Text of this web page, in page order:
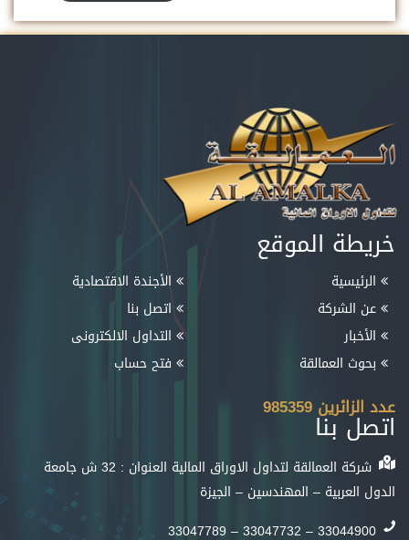
خريطة الموقع
الرئيسية
عن الشركة
الأخبار
بحوث العمالقة
الأجندة الاقتصادية
اتصل بنا
التداول الالكترونى
فتح حساب
عدد الزائرين 985359اتصل بنا
شركة العمالقة لتداول الاوراق المالية العنوان : 32 ش جامعة
الدول العربية – المهندسين – الجيزة
33044900 – 33047732 – 33047789